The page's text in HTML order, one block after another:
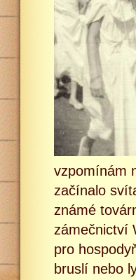
vzpomínám
začínalo
známé
zámečnictví
pro
bruslí nebo